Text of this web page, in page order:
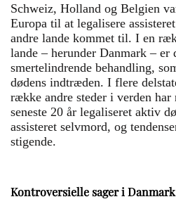
Schweiz, Holland og Belgien
Europa til at legalisere
andre lande kommet til. I en
lande – herunder Danmark –
smertelindrende behandling,
dødens indtræden. I flere
række andre steder i verden har
seneste 20 år legaliseret aktiv
assisteret selvmord, og
stigende.
Kontroversielle sager i Danmark